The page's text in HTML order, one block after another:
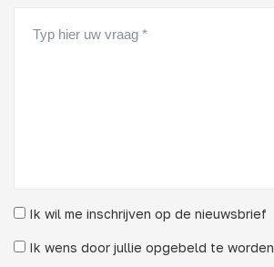
Ik wil me inschrijven op de nieuwsbrief
Ik wens door jullie opgebeld te worden